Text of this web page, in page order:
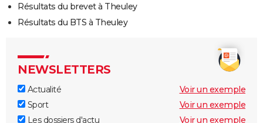
Résultats du brevet à Theuley
Résultats du BTS à Theuley
NEWSLETTERS
Actualité
Voir un exemple
Sport
Voir un exemple
Les dossiers d'actu
Voir un exemple